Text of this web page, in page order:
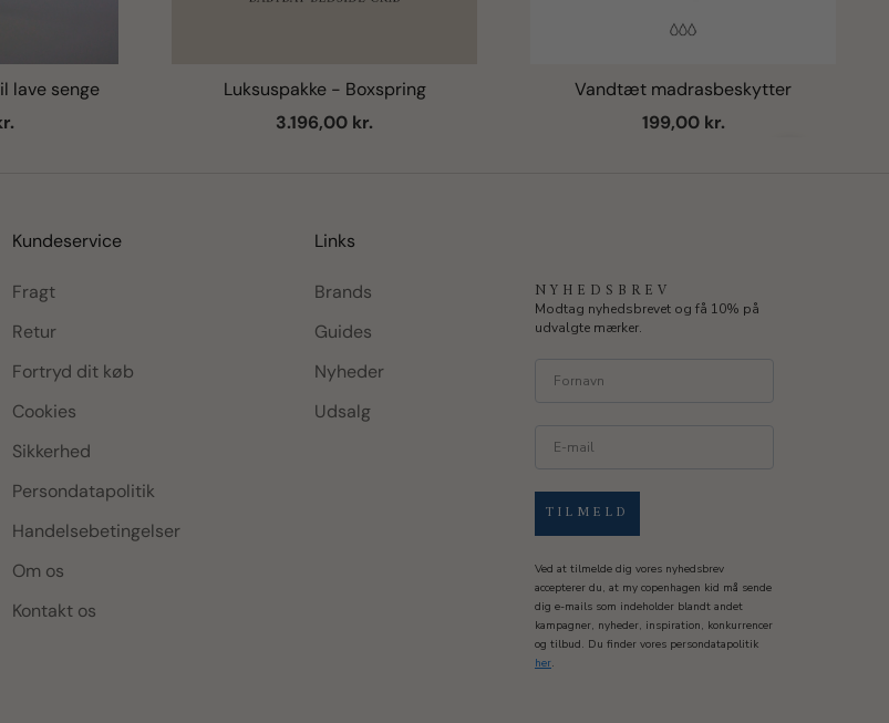
lave senge
Luksuspakke - Boxspring
Salgspris
3.196,00 kr.
Vandtæt madrasbeskytter
Salgspris
199,00 kr.
Kundeservice
Fragt
Retur
Fortryd dit køb
Cookies
Sikkerhed
Persondatapolitik
Handelsebetingelser
Om os
Kontakt os
Links
Brands
Guides
Nyheder
Udsalg
NYHEDSBREV
Modtag nyhedsbrevet og få 10% på
udvalgte mærker.
TILMELD
Ved at tilmelde dig vores nyhedsbrev
accepterer du, at my copenhagen kid må sende
dig e-mails som indeholder blandt andet
kampagner, nyheder, inspiration, konkurrencer
og tilbud. Du finder vores persondatapolitik
her.